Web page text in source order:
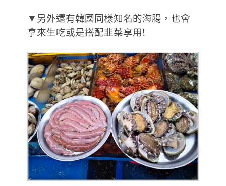
▼另外還有韓國同樣知名的海腸，也會
拿來生吃或是搭配韭菜享用!